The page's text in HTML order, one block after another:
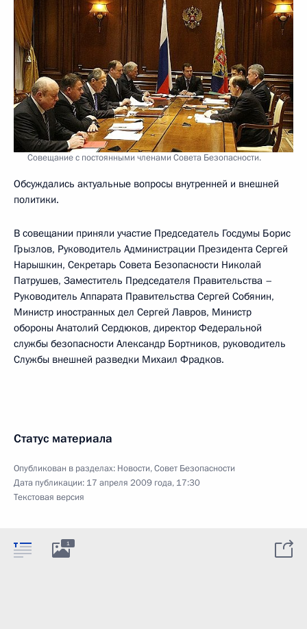
Совещание с постоянными членами Совета Безопасности.
Обсуждались актуальные вопросы внутренней и внешней
политики.
В совещании приняли участие Председатель Госдумы Борис
Грызлов, Руководитель Администрации Президента Сергей
Нарышкин, Секретарь Совета Безопасности Николай
Патрушев, Заместитель Председателя Правительства –
Руководитель Аппарата Правительства Сергей Собянин,
Министр иностранных дел Сергей Лавров, Министр
обороны Анатолий Сердюков, директор Федеральной
службы безопасности Александр Бортников, руководитель
Службы внешней разведки Михаил Фрадков.
Статус материала
Опубликован в разделах: Новости,Совет Безопасности
Дата публикации: 17 апреля 2009 года, 17:30
Текстовая версия
1